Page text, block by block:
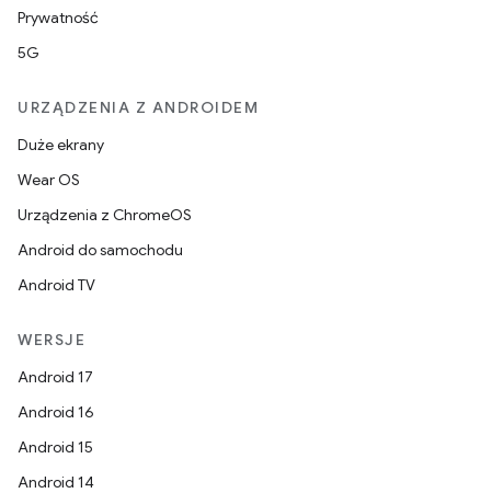
Prywatność
5G
URZĄDZENIA Z ANDROIDEM
Duże ekrany
Wear OS
Urządzenia z ChromeOS
Android do samochodu
Android TV
WERSJE
Android 17
Android 16
Android 15
Android 14